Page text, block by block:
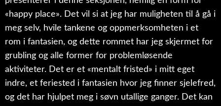
«happy place». Det vil si at jeg har muligheten til å gå i
meg selv, hvile tankene og oppmerksomheten i et
rom i fantasien, og dette rommet har jeg skjermet for
grubling og alle former for problemløsende
aktiviteter. Det er et «mentalt fristed» i mitt eget
indre, et feriested i fantasien hvor jeg finner sjelefred,
og det har hjulpet meg i søvn utallige ganger. Det kan